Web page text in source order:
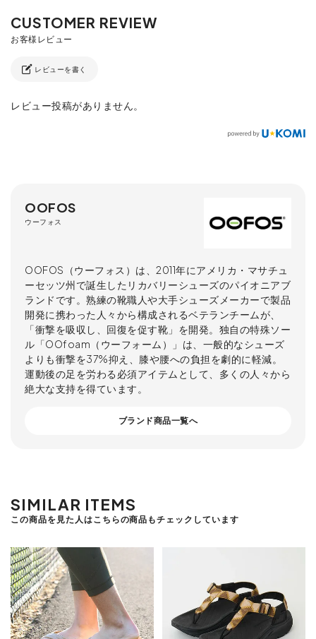
レビューを書く
レビュー投稿がありません。
OOFOS
ウーフォス
OOFOS（ウーフォス）は、2011年にアメリカ・マサチュ
ーセッツ州で誕生したリカバリーシューズのパイオニアブ
ランドです。熟練の靴職人や大手シューズメーカーで製品
開発に携わった人々から構成されるベテランチームが、
「衝撃を吸収し、回復を促す靴」を開発。独自の特殊ソー
ル「OOfoam（ウーフォーム）」は、一般的なシューズ
よりも衝撃を37%抑え、膝や腰への負担を劇的に軽減。
運動後の足を労わる必須アイテムとして、多くの人々から
絶大な支持を得ています。
ブランド商品一覧へ
SIMILAR ITEMS
この商品を見た人はこちらの商品もチェックしています